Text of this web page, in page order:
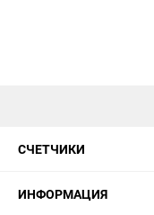
СЧЕТЧИКИ
ИНФОРМАЦИЯ